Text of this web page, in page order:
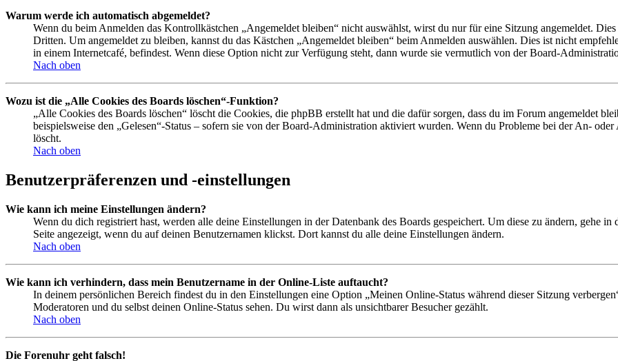
Warum werde ich automatisch abgemeldet?
Wenn du beim Anmelden das Kontrollkästchen „Angemeldet bleiben“ nicht auswählst, wirst du nur für eine Sitzung angemeldet.
Dritten. Um angemeldet zu bleiben, kannst du das Kästchen „Angemeldet bleiben“ beim Anmelden auswählen. Dies ist nicht
in einem Internetcafé, befindest. Wenn diese Option nicht zur Verfügung steht, dann wurde sie vermutlich von der Board-
Nach oben
Wozu ist die „Alle Cookies des Boards löschen“-Funktion?
„Alle Cookies des Boards löschen“ löscht die Cookies, die phpBB erstellt hat und die dafür sorgen, dass du im Forum angemeldet
beispielsweise den „Gelesen“-Status – sofern sie von der Board-Administration aktiviert wurden. Wenn du Probleme bei der An-
löscht.
Nach oben
Benutzerpräferenzen und -einstellungen
Wie kann ich meine Einstellungen ändern?
Wenn du dich registriert hast, werden alle deine Einstellungen in der Datenbank des Boards gespeichert. Um diese zu ändern, gehe
Seite angezeigt, wenn du auf deinen Benutzernamen klickst. Dort kannst du alle deine Einstellungen ändern.
Nach oben
Wie kann ich verhindern, dass mein Benutzername in der Online-Liste auftaucht?
In deinem persönlichen Bereich findest du in den Einstellungen eine Option „Meinen Online-Status während dieser Sitzung
Moderatoren und du selbst deinen Online-Status sehen. Du wirst dann als unsichtbarer Besucher gezählt.
Nach oben
Die Forenuhr geht falsch!